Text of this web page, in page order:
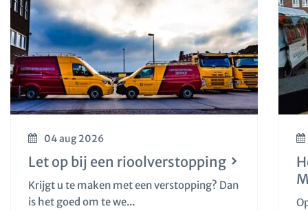
04 aug 2026
Let op bij een rioolverstopping
Krijgt u te maken met een verstopping? Dan
is het goed om te we...